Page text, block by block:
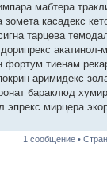
мабтера
касадекс
тарцева
фортум тиенам
аримидекс
бараклюд
эпрекс мирцера
1 сообщение •